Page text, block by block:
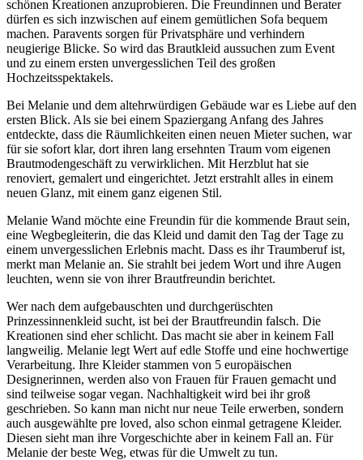
schönen Kreationen anzuprobieren. Die Freundinnen und Berater
dürfen es sich inzwischen auf einem gemütlichen Sofa bequem
machen. Paravents sorgen für Privatsphäre und verhindern
neugierige Blicke. So wird das Brautkleid aussuchen zum Event
und zu einem ersten unvergesslichen Teil des großen
Hochzeitsspektakels.
Bei Melanie und dem altehrwürdigen Gebäude war es Liebe auf den
ersten Blick. Als sie bei einem Spaziergang Anfang des Jahres
entdeckte, dass die Räumlichkeiten einen neuen Mieter suchen, war
für sie sofort klar, dort ihren lang ersehnten Traum vom eigenen
Brautmodengeschäft zu verwirklichen. Mit Herzblut hat sie
renoviert, gemalert und eingerichtet. Jetzt erstrahlt alles in einem
neuen Glanz, mit einem ganz eigenen Stil.
Melanie Wand möchte eine Freundin für die kommende Braut sein,
eine Wegbegleiterin, die das Kleid und damit den Tag der Tage zu
einem unvergesslichen Erlebnis macht. Dass es ihr Traumberuf ist,
merkt man Melanie an. Sie strahlt bei jedem Wort und ihre Augen
leuchten, wenn sie von ihrer Brautfreundin berichtet.
Wer nach dem aufgebauschten und durchgerüschten
Prinzessinnenkleid sucht, ist bei der Brautfreundin falsch. Die
Kreationen sind eher schlicht. Das macht sie aber in keinem Fall
langweilig. Melanie legt Wert auf edle Stoffe und eine hochwertige
Verarbeitung. Ihre Kleider stammen von 5 europäischen
Designerinnen, werden also von Frauen für Frauen gemacht und
sind teilweise sogar vegan. Nachhaltigkeit wird bei ihr groß
geschrieben. So kann man nicht nur neue Teile erwerben, sondern
auch ausgewählte pre loved, also schon einmal getragene Kleider.
Diesen sieht man ihre Vorgeschichte aber in keinem Fall an. Für
Melanie der beste Weg, etwas für die Umwelt zu tun.